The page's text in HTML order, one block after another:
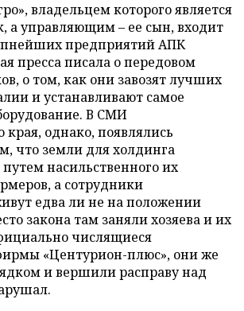
владельцем которого является
а управляющим – ее сын, входит
предприятий АПК
пресса писала о передовом
о том, как они завозят лучших
и устанавливают самое
В СМИ
края, однако, появлялись
что земли для холдинга
насильственного их
а сотрудники
едва ли не на положении
закона там заняли хозяева и их
числящиеся
«Центурион-плюс», они же
и вершили расправу над